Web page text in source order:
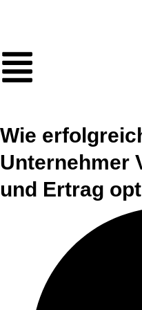
Wie
Unternehmer
und Ertrag